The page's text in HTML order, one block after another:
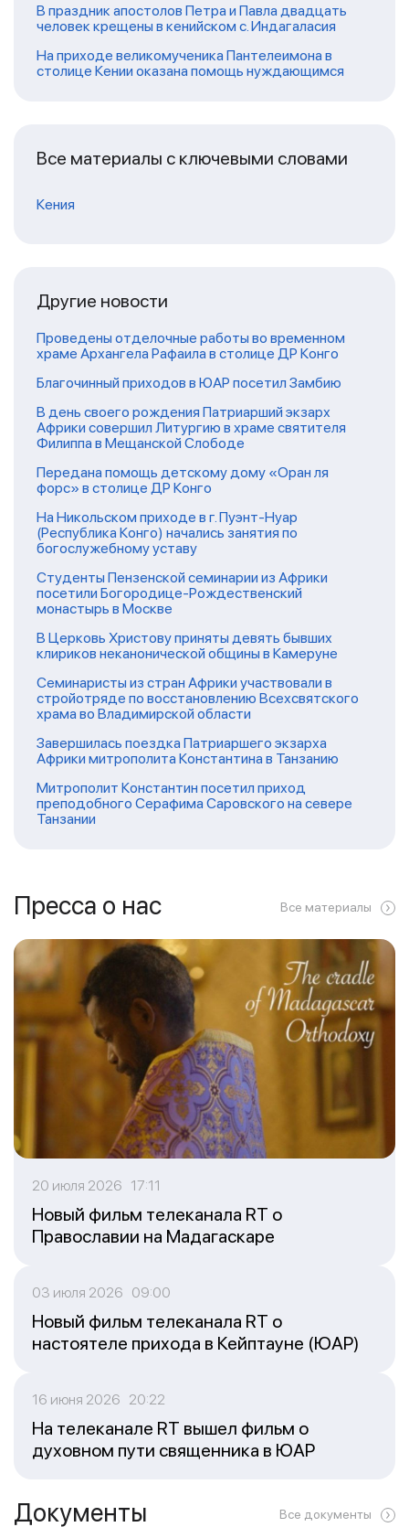
В праздник апостолов Петра и Павла двадцать
человек крещены в кенийском с. Индагаласия
На приходе великомученика Пантелеимона в
столице Кении оказана помощь нуждающимся
Все материалы с ключевыми словами
Кения
Другие новости
Проведены отделочные работы во временном
храме Архангела Рафаила в столице ДР Конго
Благочинный приходов в ЮАР посетил Замбию
В день своего рождения Патриарший экзарх
Африки совершил Литургию в храме святителя
Филиппа в Мещанской Слободе
Передана помощь детскому дому «Оран ля
форс» в столице ДР Конго
На Никольском приходе в г. Пуэнт-Нуар
(Республика Конго) начались занятия по
богослужебному уставу
Студенты Пензенской семинарии из Африки
посетили Богородице-Рождественский
монастырь в Москве
В Церковь Христову приняты девять бывших
клириков неканонической общины в Камеруне
Семинаристы из стран Африки участвовали в
стройотряде по восстановлению Всехсвятского
храма во Владимирской области
Завершилась поездка Патриаршего экзарха
Африки митрополита Константина в Танзанию
Митрополит Константин посетил приход
преподобного Серафима Саровского на севере
Танзании
Пресса о нас Все материалы
20 июля 2026 17:11
Новый фильм телеканала RT о
Православии на Мадагаскаре
03 июля 2026 09:00
Новый фильм телеканала RT о
настоятеле прихода в Кейптауне (ЮАР)
16 июня 2026 20:22
На телеканале RT вышел фильм о
духовном пути священника в ЮАР
Документы Все документы